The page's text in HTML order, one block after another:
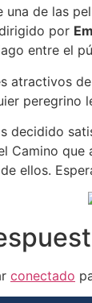
una de las
por
entre el
atractivos
peregrino
decidido
Camino
ellos.
conectado